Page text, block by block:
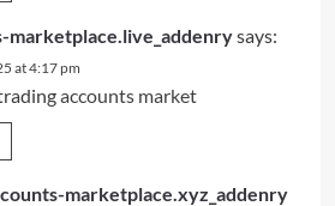
marketplace.live_addenrysays:
at 4:17 pm
accounts market
marketplace.xyz_addenry